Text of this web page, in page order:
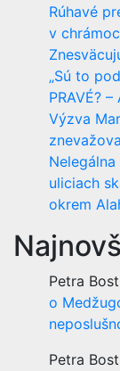
Rúhavé
v
„Sú to
PRAVÉ?
Výzva
uliciach
okrem
Petra
o
Petra